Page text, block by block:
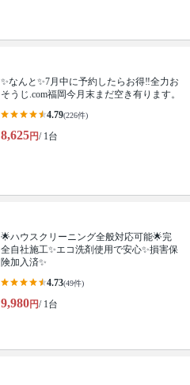
✨なんと✨7月中に予約したらお得‼️全力お
そうじ.com福岡今月末まだ空き有ります。
4.79(226件)
8,625円/ 1台
🌟ハウスクリーニング全般対応可能🌟完
全自社施工✨エコ洗剤使用で安心✨損害保
険加入済✨
4.73(49件)
9,980円/ 1台